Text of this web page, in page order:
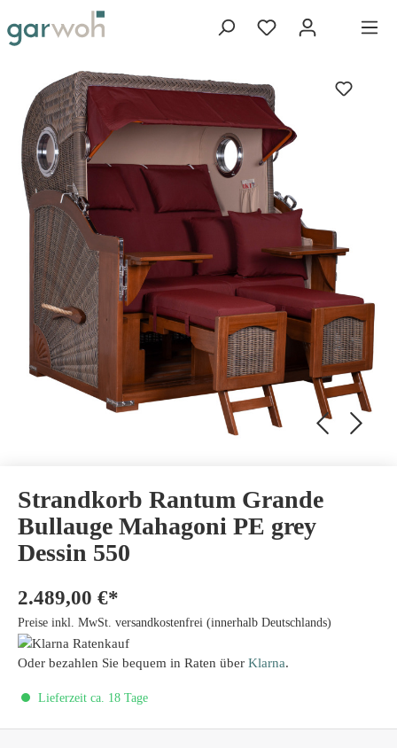
Strandkorb Rantum Grande
Bullauge Mahagoni PE grey
Dessin 550
2.489,00 €*
Preise inkl. MwSt. versandkostenfrei (innerhalb Deutschlands)
Oder bezahlen Sie bequem in Raten über Klarna.
Lieferzeit ca. 18 Tage